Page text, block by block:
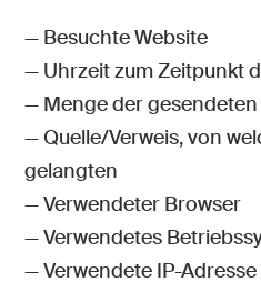
— Besuchte Website
— Uhrzeit zum Zeitpunkt
— Menge der
— Quelle/Verweis, von
gelangten
— Verwendeter Browser
— Verwendetes
— Verwendete IP-Adresse